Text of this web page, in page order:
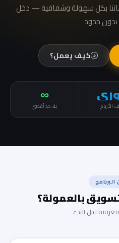
بكل سهولة وشفافية — دخل
حدود
كيف يعمل؟
الأرباح
∞
بلا حد أقصى
البرنامج
بالعمولة؟
قبل البدء